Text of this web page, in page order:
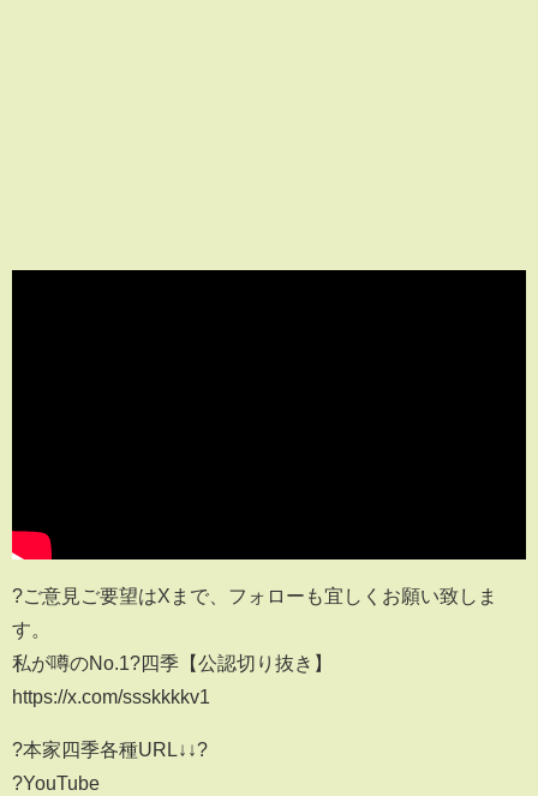
?ご意見ご要望はXまで、フォローも宜しくお願い致しま
す。
私が噂のNo.1?四季【公認切り抜き】
https://x.com/ssskkkkv1
?本家四季各種URL↓↓?
?YouTube